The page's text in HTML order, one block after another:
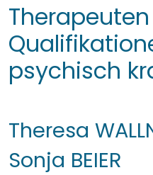
psychisch
Theresa
Sonja BEIER